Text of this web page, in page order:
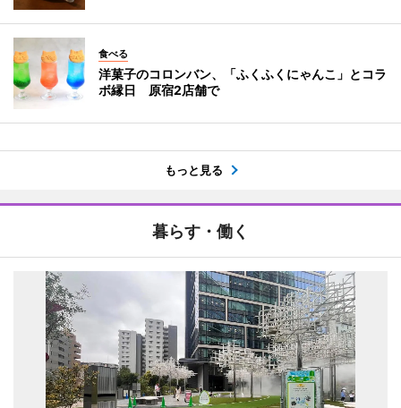
食べる
洋菓子のコロンバン、「ふくふくにゃんこ」とコラ
ボ縁日 原宿2店舗で
もっと見る
暮らす・働く